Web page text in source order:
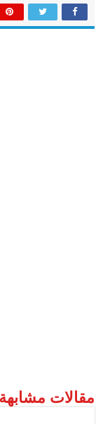
مقالات مشابهة